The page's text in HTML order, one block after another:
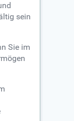
sein
Sie im